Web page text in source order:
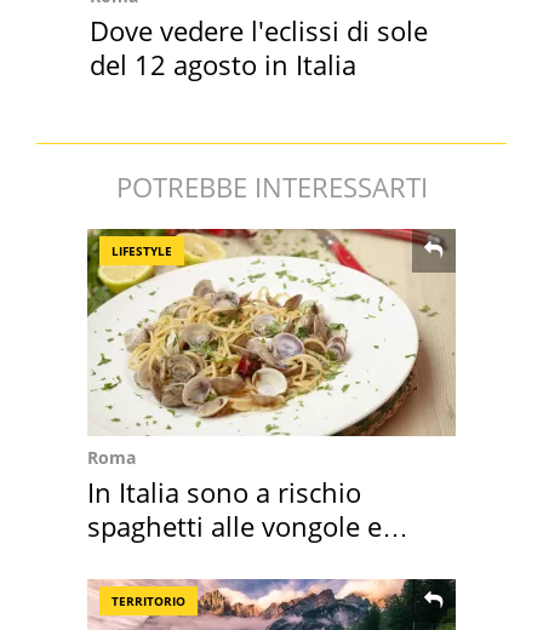
Dove vedere l'eclissi di sole
del 12 agosto in Italia
POTREBBE INTERESSARTI
LIFESTYLE
Roma
In Italia sono a rischio
spaghetti alle vongole e
TERRITORIO